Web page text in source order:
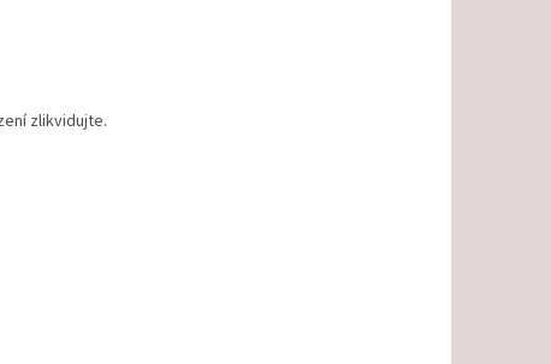
zlikvidujte.